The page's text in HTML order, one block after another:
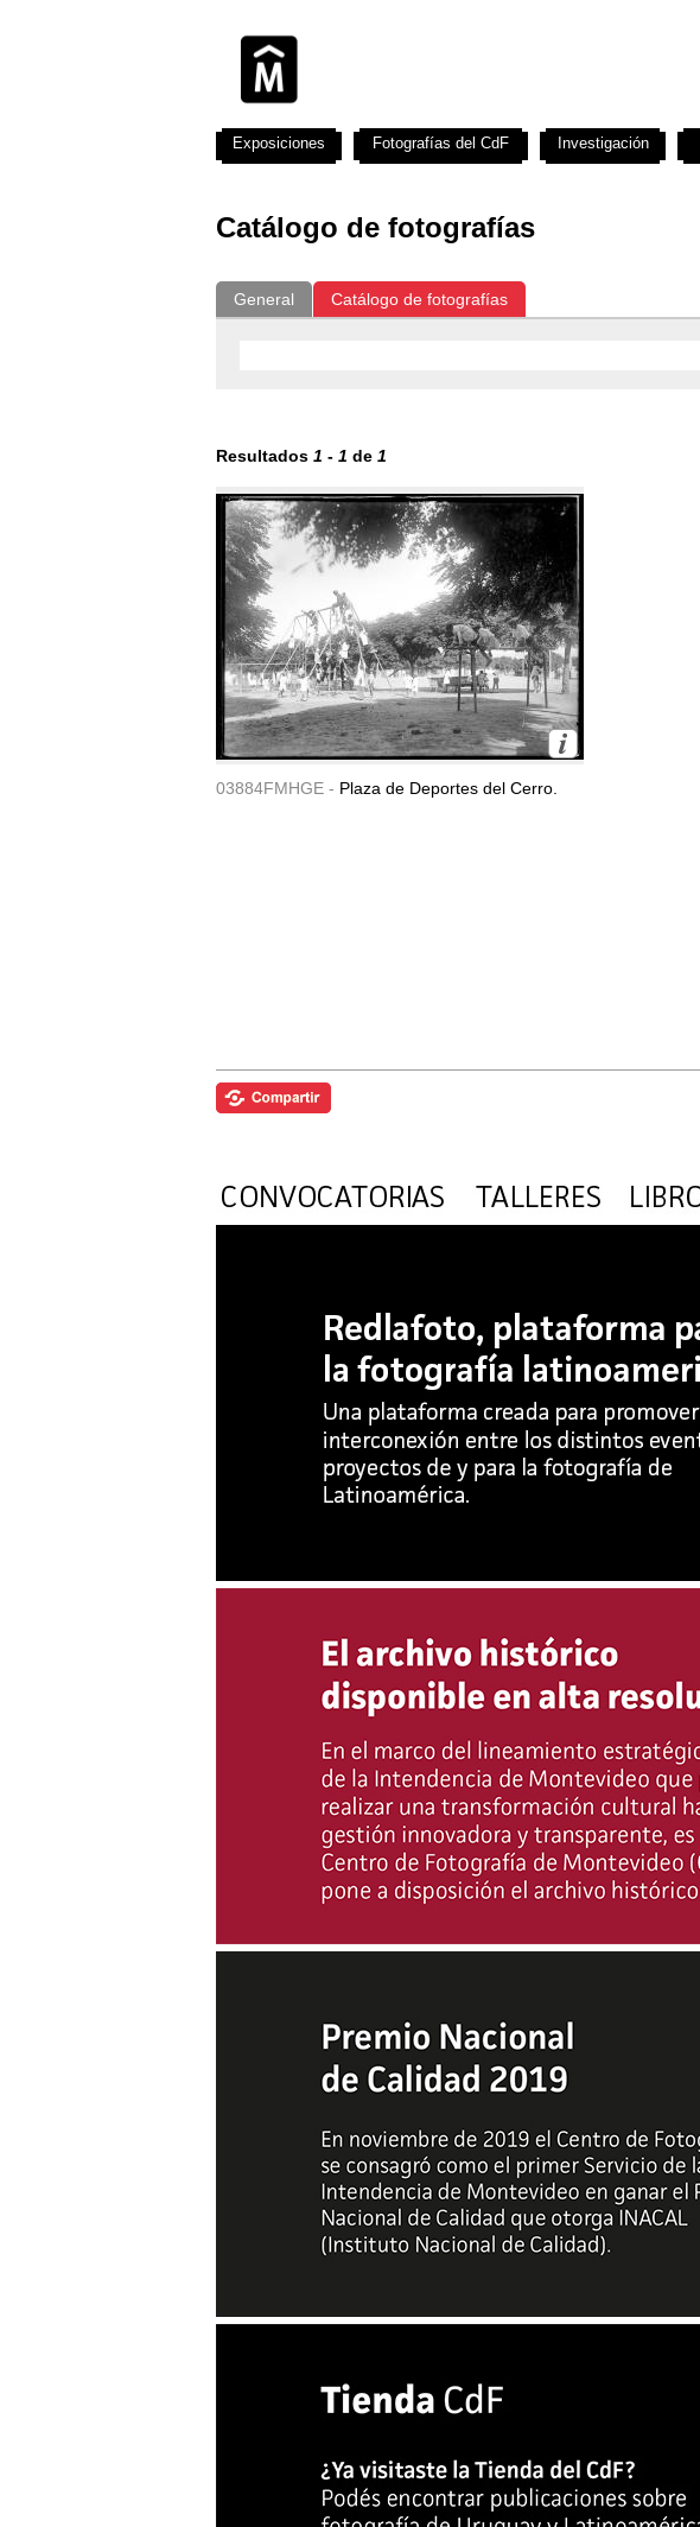
Catálogo de fotografías
General Catálogo de fotografías
Resultados 1 - 1 de 1
03884FMHGE - Plaza de Deportes del Cerro.
Exposiciones Fotografías del CdF Investigación